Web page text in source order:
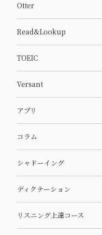
Otter
Read&Lookup
TOEIC
Versant
アプリ
コラム
シャドーイング
ディクテーション
リスニング上達コース